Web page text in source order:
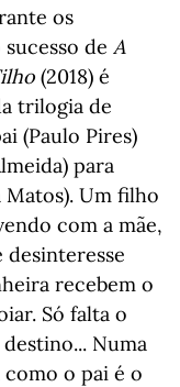
os
de A
(2018) é
trilogia de
(Paulo Pires)
para
Matos). Um filho
com a mãe,
desinteresse
recebem o
Só falta o
Numa
o pai é o